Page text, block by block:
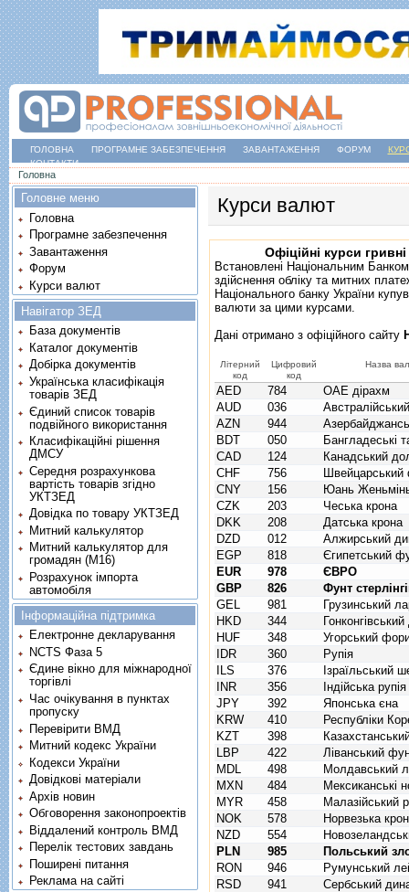
ГОЛОВНА ПРОГРАМНЕ ЗАБЕЗПЕЧЕННЯ ЗАВАНТАЖЕННЯ ФОРУМ
КОНТАКТИ
Ви є тут
Головна
Курси валют
Офіційні курси
Встановлені Національним
здійснення обліку та митних
Національного банку України
валюти за цими курсами.
Дані отримано з офіційного сайту
Літерний
код
Цифровий
код
Назва
AED 784
ОАЕ дірахм
AUD
036
AZN
944
BDT
050
Бангладеські
CAD
124
Канадський
CHF
756
Швейцарський
CNY
156
Юань
CZK
203
Чеська крона
DKK
208
Датська крона
DZD
012
Алжирський
EGP
818
Єгипетський
EUR
978
ЄВРО
GBP
826
Фунт
GEL
981
Грузинський
HKD
344
HUF
348
Угорський
IDR
360
Рупія
ILS
376
Ізраїльський
INR
356
Індійська рупія
JPY
392
Японська єна
KRW
410
Республіки
KZT
398
LBP
422
Ліванський
MDL
498
Молдавський
MXN
484
Мексиканські
MYR
458
Малазійський
NOK
578
Норвезька
NZD
554
PLN
985
Польський
RON
946
Румунський
RSD
941
Сербський
Головне меню
Головна
Програмне забезпечення
Завантаження
Форум
Курси валют
Навігатор ЗЕД
База документів
Каталог документів
Добірка документів
Українська класифікація
товарів ЗЕД
Єдиний список товарів
подвійного використання
Класифікаційні рішення
ДМСУ
Середня розрахункова
вартість товарів згідно
УКТЗЕД
Довідка по товару УКТЗЕД
Митний калькулятор
Митний калькулятор для
громадян (М16)
Розрахунок імпорта
автомобіля
Інформаційна підтримка
Електронне декларування
NCTS Фаза 5
Єдине вікно для міжнародної
торгівлі
Час очікування в пунктах
пропуску
Перевірити ВМД
Митний кодекс України
Кодекси України
Довідкові матеріали
Архів новин
Обговорення законопроектів
Віддалений контроль ВМД
Перелік тестових завдань
Поширені питання
Реклама на сайті